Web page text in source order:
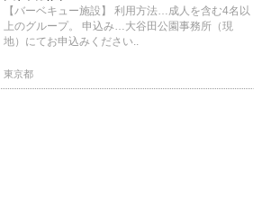
【バーベキュー施設】 利用方法…成人を含む4名以
上のグループ。 申込み…大谷田公園事務所（現
地）にてお申込みください..
東京都